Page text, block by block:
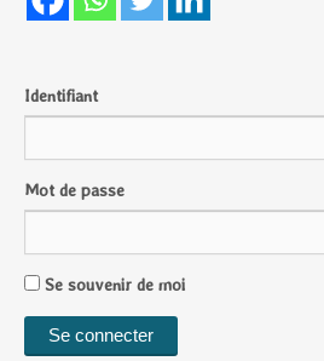
Identifiant
Mot de passe
Se souvenir de moi